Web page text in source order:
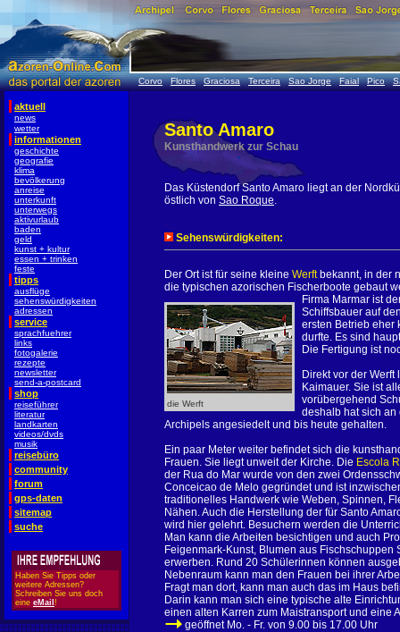
Corvo Flores Graciosa Terceira Sao Jorge Faial Pico
aktuell
news
wetter
informationen
geschichte
geografie
klima
bevölkerung
anreise
unterkunft
unterwegs
aktivurlaub
baden
geld
kunst + kultur
essen + trinken
feste
tipps
ausflüge
sehenswürdigkeiten
adressen
service
sprachfuehrer
links
fotogalerie
rezepte
newsletter
send-a-postcard
shop
reiseführer
literatur
landkarten
videos/dvds
musik
reisebüro
community
forum
gps-daten
sitemap
suche
Haben Sie Tipps oder
weitere Adressen?
Schreiben Sie uns doch
eine eMail !
Santo Amaro
Kunsthandwerk zur Schau
Das Küstendorf Santo Amaro liegt an der
östlich von Sao Roque.
Sehenswürdigkeiten:
Der Ort ist für seine kleine Werftbekannt, in der
die typischen azorischen Fischerboote gebaut
Firma Marmar ist
die Werft
Schiffsbauer auf
ersten Betrieb eher
durfte. Es sind
Die Fertigung ist
Direkt vor der
Kaimauer. Sie ist
vorübergehend
deshalb hat sich
Archipels angesiedelt und bis heute gehalten.
Ein paar Meter weiter befindet sich die
Frauen. Sie liegt unweit der Kirche. Die Escola
der Rua do Mar wurde von den zwei
Conceicao de Melo gegründet und ist
traditionelles Handwerk wie Weben, Spinnen,
Nähen. Auch die Herstellung der für Santo
wird hier gelehrt. Besuchern werden die
Man kann die Arbeiten besichtigen und auch
Feigenmark-Kunst, Blumen aus Fischschuppen
erwerben. Rund 20 Schülerinnen können
Nebenraum kann man den Frauen bei ihrer
Fragt man dort, kann man auch das im Haus
Darin kann man sich eine typische alte
einen alten Karren zum Maistransport und eine
geöffnet Mo. - Fr. von 9.00 bis 17.00 Uhr